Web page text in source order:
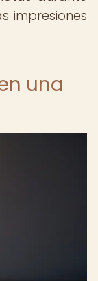
impresiones
una